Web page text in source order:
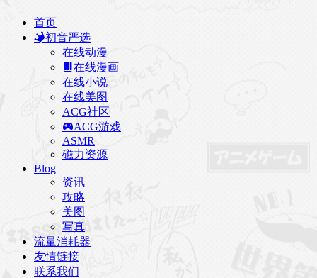
首页
初音严选
在线动漫
在线漫画
在线小说
在线美图
ACG社区
ACG游戏
ASMR
磁力资源
Blog
资讯
攻略
美图
写真
流量消耗器
友情链接
联系我们